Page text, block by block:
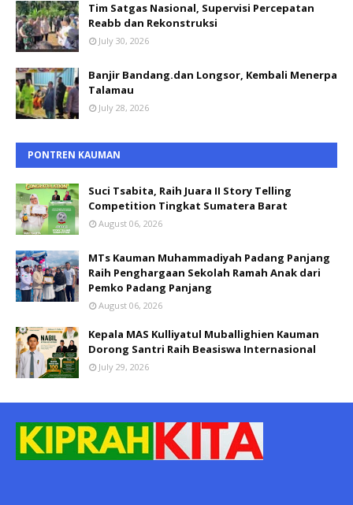
Tim Satgas Nasional, Supervisi Percepatan
Reabb dan Rekonstruksi
July 30, 2026
Banjir Bandang.dan Longsor, Kembali Menerpa
Talamau
July 28, 2026
PONTREN KAUMAN
Suci Tsabita, Raih Juara II Story Telling
Competition Tingkat Sumatera Barat
August 06, 2026
MTs Kauman Muhammadiyah Padang Panjang
Raih Penghargaan Sekolah Ramah Anak dari
Pemko Padang Panjang
August 06, 2026
Kepala MAS Kulliyatul Muballighien Kauman
Dorong Santri Raih Beasiswa Internasional
July 29, 2026